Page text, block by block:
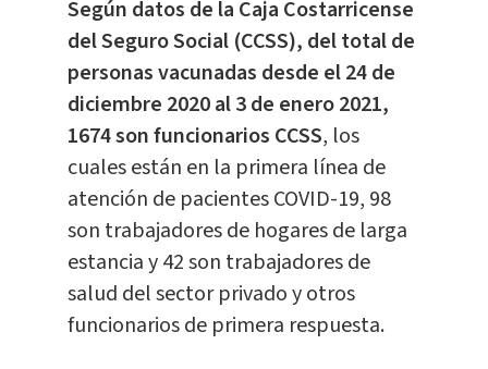
Según datos de la Caja Costarricense
del Seguro Social (CCSS), del total de
personas vacunadas desde el 24 de
diciembre 2020 al 3 de enero 2021,
1674 son funcionarios CCSS, los
cuales están en la primera línea de
atención de pacientes COVID-19, 98
son trabajadores de hogares de larga
estancia y 42 son trabajadores de
salud del sector privado y otros
funcionarios de primera respuesta.